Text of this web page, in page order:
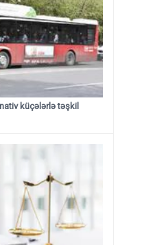
küçələrlə təşkil